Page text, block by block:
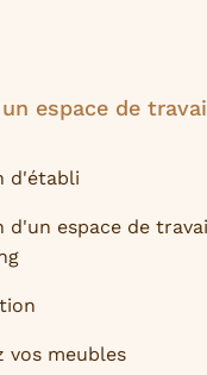
espace de
d'établi
d'un espace de
vos meubles